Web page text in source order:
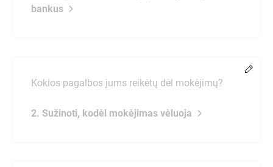
bankus
Kokios pagalbos jums reikėtų dėl mokėjimų?
2. Sužinoti, kodėl mokėjimas vėluoja